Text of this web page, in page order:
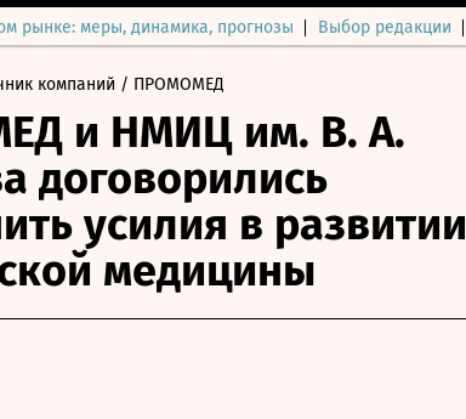
рынке: меры, динамика, прогнозы Выбор редакции
компаний / ПРОМОМЕД
и НМИЦ им. В. А.
договорились
усилия в развитии
медицины